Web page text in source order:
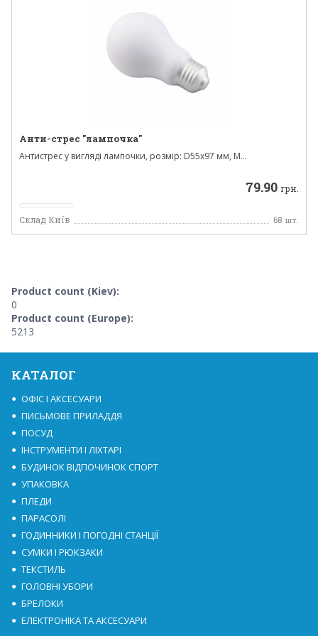
Анти-стрес "лампочка"
Антистрес у вигляді лампочки, розмір: D55х97 мм, М...
79.90 грн.
Склад Київ 68 шт.
Product count (Kiev):
0
Product count (Europe):
5213
КАТАЛОГ
ОФІС І АКСЕСУАРИ
ПИСЬМОВЕ ПРИЛАДДЯ
ПОСУД
ІНСТРУМЕНТИ І ЛІХТАРІ
БУДИНОК ВІДПОЧИНОК СПОРТ
УПАКОВКА
ПЛЕДИ
ПАРАСОЛІ
ГОДИННИКИ І ПОГОДНІ СТАНЦІЇ
СУМКИ І РЮКЗАКИ
ТЕКСТИЛЬ
ГОЛОВНІ УБОРИ
БРЕЛОКИ
ЕЛЕКТРОНІКА ТА АКСЕСУАРИ